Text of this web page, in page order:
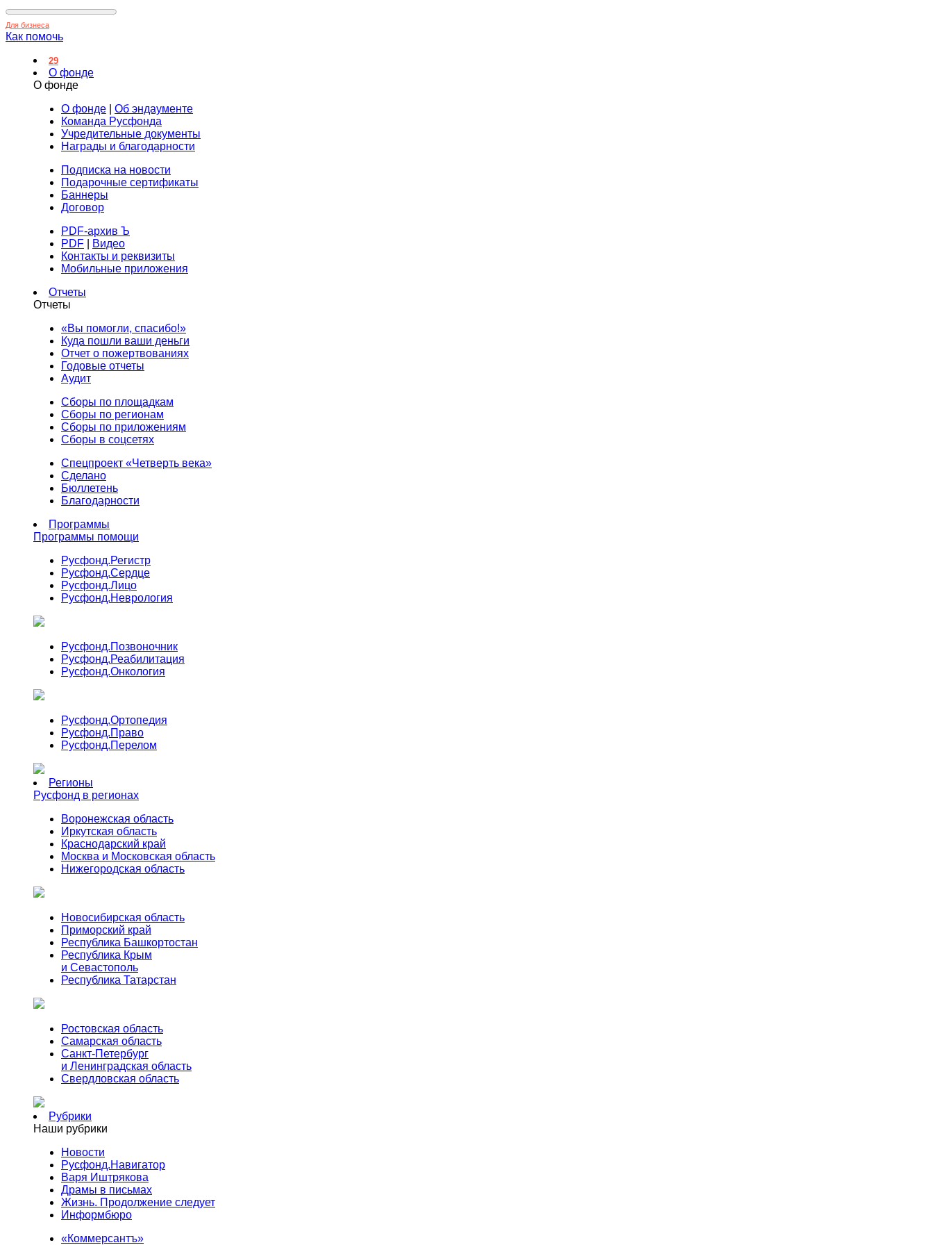
Для бизнеса
Как помочь
29
О фонде
О фонде
О фонде
Об эндаументе
Команда Русфонда
Учредительные документы
Награды и благодарности
Подписка на новости
Подарочные сертификаты
Баннеры
Договор
PDF-архив Ъ
PDF
Видео
Контакты и реквизиты
Мобильные приложения
Отчеты
Отчеты
«Вы помогли, спасибо!»
Куда пошли ваши деньги
Отчет о пожертвованиях
Годовые отчеты
Аудит
Сборы по площадкам
Сборы по регионам
Сборы по приложениям
Сборы в соцсетях
Спецпроект «Четверть века»
Сделано
Бюллетень
Благодарности
Программы
Программы помощи
Русфонд.Регистр
Русфонд.Сердце
Русфонд.Лицо
Русфонд.Неврология
Русфонд.Позвоночник
Русфонд.Реабилитация
Русфонд.Онкология
Русфонд.Ортопедия
Русфонд.Право
Русфонд.Перелом
Регионы
Русфонд в регионах
Воронежская область
Иркутская область
Краснодарский край
Москва и Московская область
Нижегородская область
Новосибирская область
Приморский край
Республика Башкортостан
Республика Крым
и Севастополь
Республика Татарстан
Ростовская область
Самарская область
Санкт-Петербург
и Ленинградская область
Свердловская область
Рубрики
Наши рубрики
Новости
Русфонд.Навигатор
Варя Иштрякова
Драмы в письмах
Жизнь. Продолжение следует
Информбюро
«Коммерсантъ»